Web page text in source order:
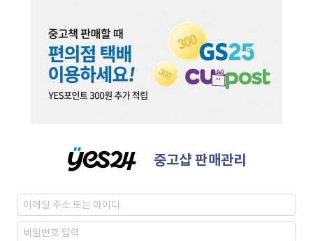
중고샵 판매관리